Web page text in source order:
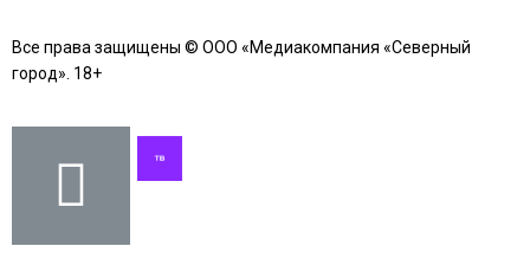
Все права защищены © ООО «Медиакомпания «Северный
город». 18+